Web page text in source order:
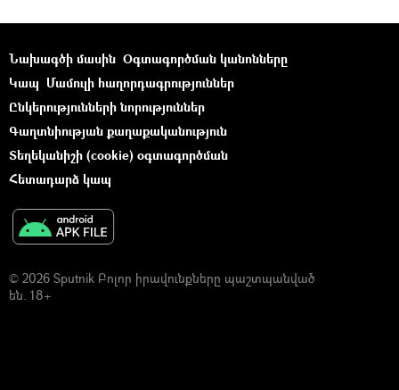
Նախագծի մասին Օգտագործման կանոնները
Կապ Մամուլի հաղորդագրություններ
Ընկերությունների նորություններ
Գաղտնիության քաղաքականություն
Տեղեկանիշի (cookie) օգտագործման
Հետադարձ կապ
© 2026 Sputnik Բոլոր իրավունքները պաշտպանված
են. 18+